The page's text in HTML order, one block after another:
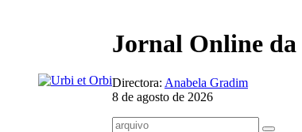
Jornal Online da
Directora: Anabela Gradim
8 de agosto de 2026